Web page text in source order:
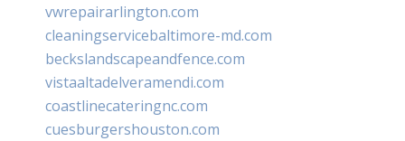
vwrepairarlington.com
cleaningservicebaltimore-md.com
beckslandscapeandfence.com
vistaaltadelveramendi.com
coastlinecateringnc.com
cuesburgershouston.com